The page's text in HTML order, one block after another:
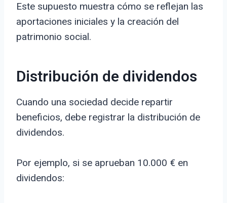
Este supuesto muestra cómo se reflejan las
aportaciones iniciales y la creación del
patrimonio social.
Distribución de dividendos
Cuando una sociedad decide repartir
beneficios, debe registrar la distribución de
dividendos.
Por ejemplo, si se aprueban 10.000 € en
dividendos: